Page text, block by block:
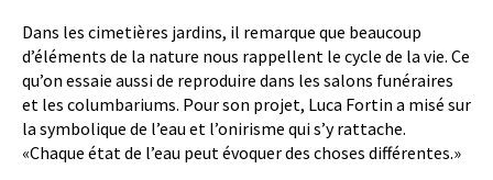
Dans les cimetières jardins, il remarque que beaucoup
d’éléments de la nature nous rappellent le cycle de la vie. Ce
qu’on essaie aussi de reproduire dans les salons funéraires
et les columbariums. Pour son projet, Luca Fortin a misé sur
la symbolique de l’eau et l’onirisme qui s’y rattache.
«Chaque état de l’eau peut évoquer des choses différentes.»